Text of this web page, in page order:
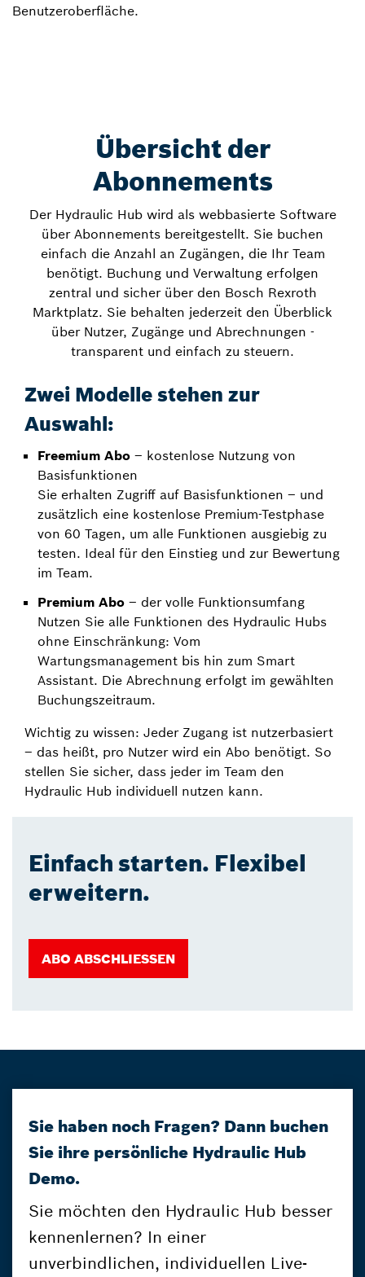
Benutzeroberfläche.
Übersicht der
Abonnements
Der Hydraulic Hub wird als webbasierte Software
über Abonnements bereitgestellt. Sie buchen
einfach die Anzahl an Zugängen, die Ihr Team
benötigt. Buchung und Verwaltung erfolgen
zentral und sicher über den Bosch Rexroth
Marktplatz. Sie behalten jederzeit den Überblick
über Nutzer, Zugänge und Abrechnungen -
transparent und einfach zu steuern.
Zwei Modelle stehen zur
Auswahl:
Freemium Abo – kostenlose Nutzung von
Basisfunktionen
Sie erhalten Zugriff auf Basisfunktionen – und
zusätzlich eine kostenlose Premium-Testphase
von 60 Tagen, um alle Funktionen ausgiebig zu
testen. Ideal für den Einstieg und zur Bewertung
im Team.
Premium Abo – der volle Funktionsumfang
Nutzen Sie alle Funktionen des Hydraulic Hubs
ohne Einschränkung: Vom
Wartungsmanagement bis hin zum Smart
Assistant. Die Abrechnung erfolgt im gewählten
Buchungszeitraum.
Wichtig zu wissen: Jeder Zugang ist nutzerbasiert
– das heißt, pro Nutzer wird ein Abo benötigt. So
stellen Sie sicher, dass jeder im Team den
Hydraulic Hub individuell nutzen kann.
Einfach starten. Flexibel
erweitern.
ABO ABSCHLIESSEN
Sie haben noch Fragen? Dann buchen
Sie ihre persönliche Hydraulic Hub
Demo.
Sie möchten den Hydraulic Hub besser
kennenlernen? In einer
unverbindlichen, individuellen Live-